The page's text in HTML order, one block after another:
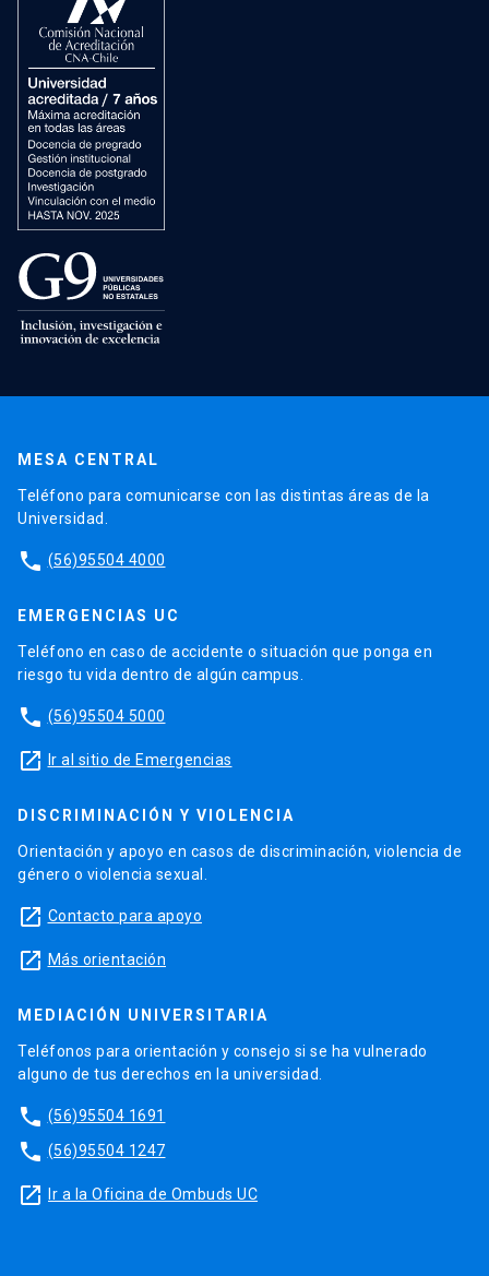
MESA CENTRAL
Teléfono para comunicarse con las distintas áreas de la
Universidad.
phone (56)95504 4000
EMERGENCIAS UC
Teléfono en caso de accidente o situación que ponga en
riesgo tu vida dentro de algún campus.
phone (56)95504 5000
launch Ir al sitio de Emergencias
DISCRIMINACIÓN Y VIOLENCIA
Orientación y apoyo en casos de discriminación, violencia de
género o violencia sexual.
launch Contacto para apoyo
launch Más orientación
MEDIACIÓN UNIVERSITARIA
Teléfonos para orientación y consejo si se ha vulnerado
alguno de tus derechos en la universidad.
phone (56)95504 1691
phone (56)95504 1247
launch Ir a la Oficina de Ombuds UC